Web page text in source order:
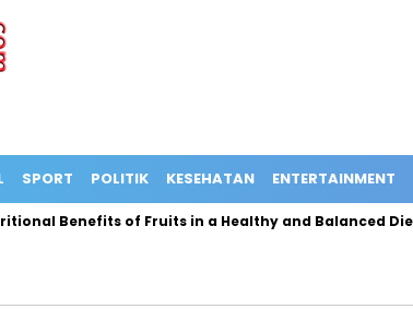
SPORT POLITIK KESEHATAN ENTERTAINMENT
Benefits of Fruits in a Healthy and Balanced Diet